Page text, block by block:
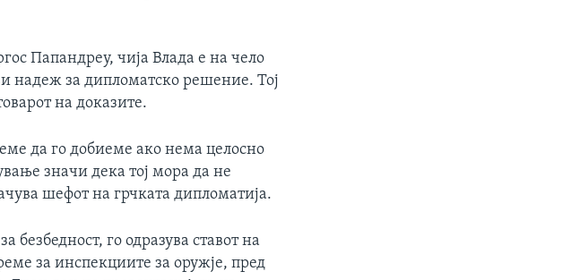
Папандреу, чија Влада е на чело
надеж за дипломатско решение. Тој
на доказите.
да го добиеме ако нема целосно
значи дека тој мора да не
шефот на грчката дипломатија.
безбедност, го одразува ставот на
за инспекциите за оружје, пред